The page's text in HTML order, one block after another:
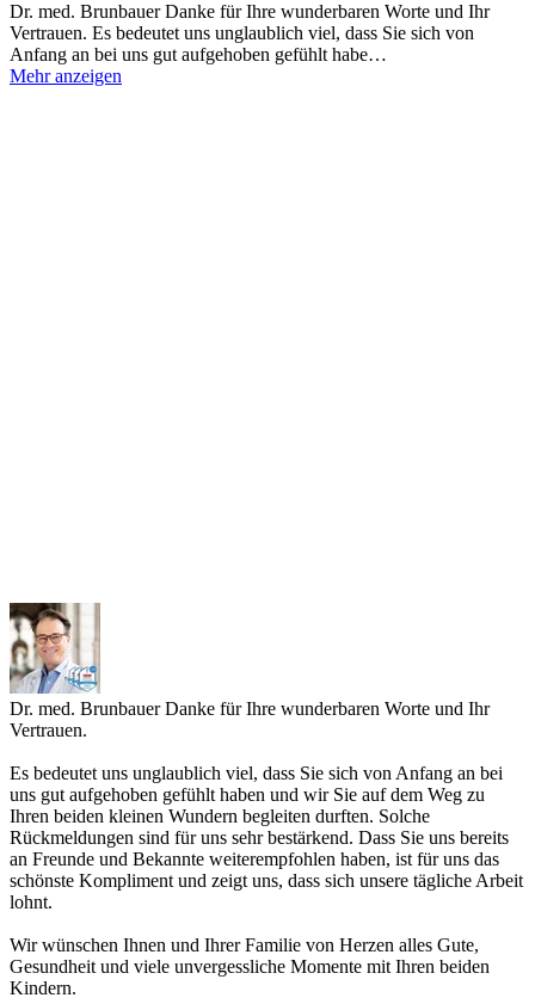
Dr. med. BrunbauerDanke für Ihre wunderbaren Worte und Ihr
Vertrauen. Es bedeutet uns unglaublich viel, dass Sie sich von
Anfang an bei uns gut aufgehoben gefühlt habe…
Mehr anzeigen
Dr. med. BrunbauerDanke für Ihre wunderbaren Worte und Ihr
Vertrauen.
Es bedeutet uns unglaublich viel, dass Sie sich von Anfang an bei
uns gut aufgehoben gefühlt haben und wir Sie auf dem Weg zu
Ihren beiden kleinen Wundern begleiten durften. Solche
Rückmeldungen sind für uns sehr bestärkend. Dass Sie uns bereits
an Freunde und Bekannte weiterempfohlen haben, ist für uns das
schönste Kompliment und zeigt uns, dass sich unsere tägliche Arbeit
lohnt.
Wir wünschen Ihnen und Ihrer Familie von Herzen alles Gute,
Gesundheit und viele unvergessliche Momente mit Ihren beiden
Kindern.